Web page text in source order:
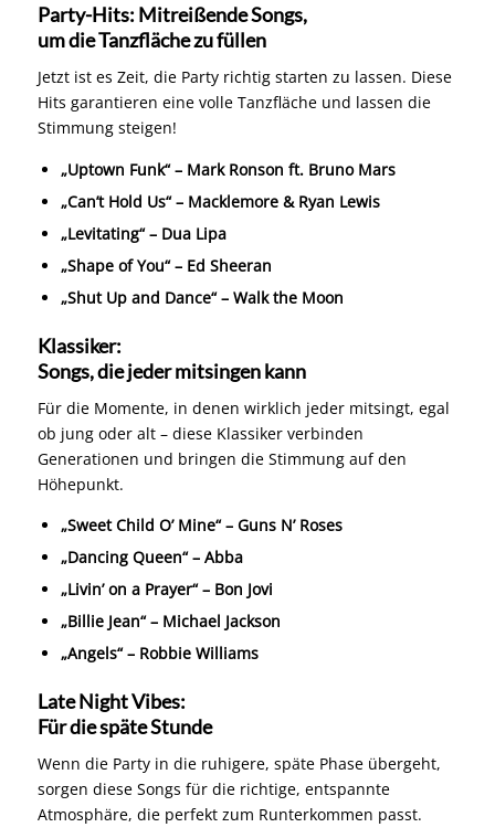
Party-Hits: Mitreißende Songs,
um die Tanzfläche zu füllen
Jetzt ist es Zeit, die Party richtig starten zu lassen. Diese
Hits garantieren eine volle Tanzfläche und lassen die
Stimmung steigen!
„Uptown Funk“ – Mark Ronson ft. Bruno Mars
„Can’t Hold Us“ – Macklemore & Ryan Lewis
„Levitating“ – Dua Lipa
„Shape of You“ – Ed Sheeran
„Shut Up and Dance“ – Walk the Moon
Klassiker:
Songs, die jeder mitsingen kann
Für die Momente, in denen wirklich jeder mitsingt, egal
ob jung oder alt – diese Klassiker verbinden
Generationen und bringen die Stimmung auf den
Höhepunkt.
„Sweet Child O’ Mine“ – Guns N’ Roses
„Dancing Queen“ – Abba
„Livin’ on a Prayer“ – Bon Jovi
„Billie Jean“ – Michael Jackson
„Angels“ – Robbie Williams
Late Night Vibes:
Für die späte Stunde
Wenn die Party in die ruhigere, späte Phase übergeht,
sorgen diese Songs für die richtige, entspannte
Atmosphäre, die perfekt zum Runterkommen passt.